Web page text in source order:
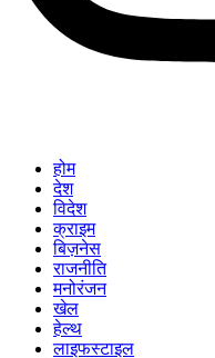
होम
देश
विदेश
क्राइम
बिज़नेस
राजनीति
मनोरंजन
खेल
हेल्थ
लाइफस्टाइल